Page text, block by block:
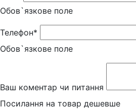
Обов`язкове поле
Телефон*
Обов`язкове поле
Ваш коментар чи питання
Посилання на товар дешевше